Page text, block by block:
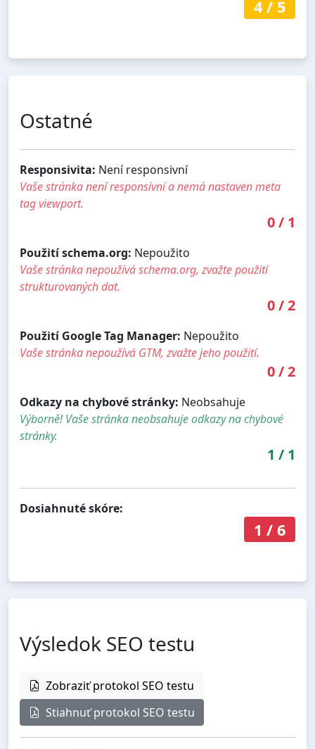
4/ 5
Ostatné
Responsivita: Není responsivní
Vaše stránka není responsivní a nemá nastaven meta
tag viewport.
0/ 1
Použití schema.org: Nepoužito
Vaše stránka nepoužívá schema.org, zvažte použití
strukturovaných dat.
0/2
Použití Google Tag Manager: Nepoužito
Vaše stránka nepoužívá GTM, zvažte jeho použití.
0/2
Odkazy na chybové stránky: Neobsahuje
Výborně! Vaše stránka neobsahuje odkazy na chybové
stránky.
1 / 1
Dosiahnuté skóre:
1 / 6
Výsledok SEO testu
Zobraziť protokol SEO testu
Stiahnuť protokol SEO testu